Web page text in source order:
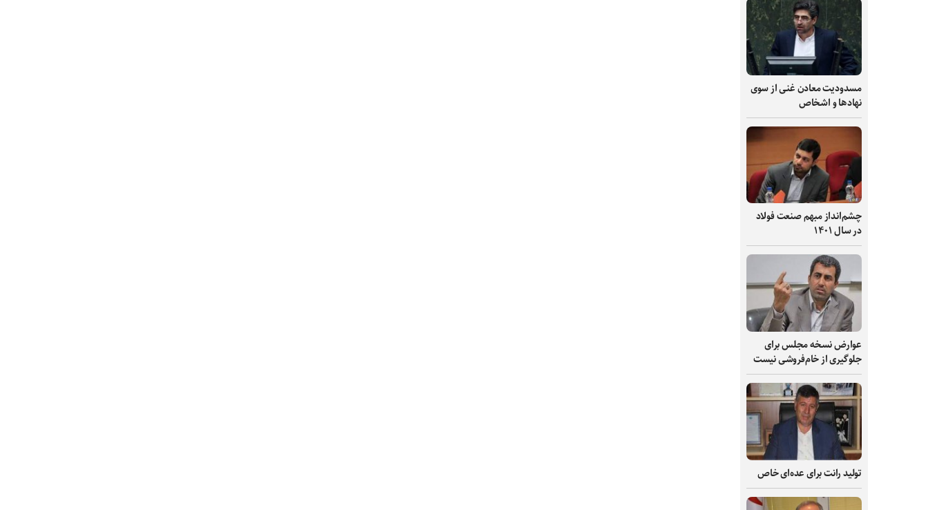
مسدودیت معادن غنی از سوی
نهادها و اشخاص
چشم‌انداز مبهم صنعت فولاد
در سال ۱۴۰۱
عوارض نسخه مجلس برای
جلوگیری از خام‌فروشی نیست
تولید رانت برای عده‌ای خاص